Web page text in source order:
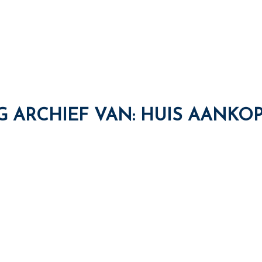
ARCHIEF VAN: HUIS